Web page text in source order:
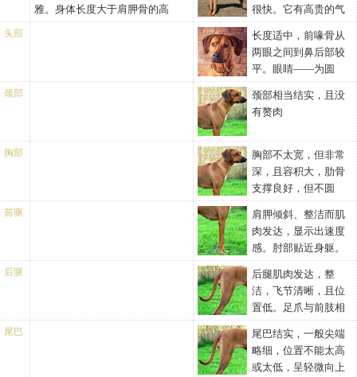
雅。身体长度大于肩胛骨的高
度。
很快。它有高贵的气
质，对主人极为忠诚，会和陌生
人保持一定的距离。背脊犬体型
匀称，四肢强而有力，肌肉发
达，灵活机警。性格稳重聪明，
对人亲近友善，很少吠叫吵闹，
个性顽强，身体平滑清洁，耐力
持久、速度快。气质平和而威
严，罗得西亚脊背犬深爱它的主
人，但对陌生人有所保留。这个
品种的独特之处在于它的脊背上
的逆毛。脊背上的逆毛是这个品
种非常重要的特征，应当予以足
够的重视。
头部
长度适中，前喙骨从
两眼之间到鼻后部较
平。眼睛——为圆
形，反应敏捷，聪明，颜色和皮
毛有一定程度的相似，眼睛发
光、闪亮。耳朵——贴近头部，
有时立起，是以耳根为中心的一
个圆的范围内。下颌——有力，
长，深，嘴唇靠近颔边，鼻子为
黑色或棕色。黑色鼻子相对应为
黑色眼睛，棕色鼻子相对应为琥
珀色眼睛。
颈部
颈部相当结实，且没
有赘肉
胸部
胸部不太宽，但非常
深，且容积大，肋骨
支撑良好，但不圆
（桶状胸），显示出能提供理想
的速度。
前驱
肩胛倾斜、整洁而肌
肉发达，显示出速度
感。肘部贴近身躯。
前腿相当直，结实且骨量充足。
足爪紧凑，脚趾圆拱，脚垫圆、
坚实而有弹性，脚趾间、脚垫间
有毛发保护。狼爪可以切除。
后驱
后腿肌肉发达，整
洁，飞节清晰，且位
置低。足爪与前肢相
同。。
尾巴
尾巴结实，一般尖端
略细，位置不能太高
或太低，呈轻微向上